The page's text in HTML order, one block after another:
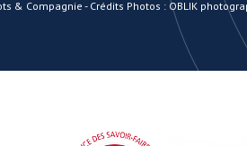
& Compagnie - Crédits Photos : OBLIK